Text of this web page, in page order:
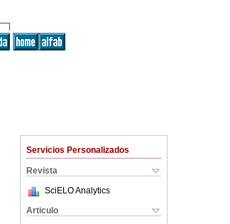
Servicios Personalizados
Revista
SciELO Analytics
Articulo